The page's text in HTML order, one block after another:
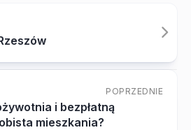
POPRZEDNIE
i bezpłatną
mieszkania?